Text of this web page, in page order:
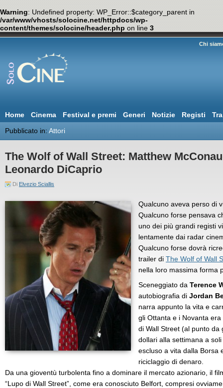
Warning: Undefined property: WP_Error::$category_parent in
/var/www/vhosts/solocine.net/httpdocs/wp-
content/themes/solocine/header.php on line 3
Chi
Home Cinema Festival e premi Generi Notizie Registi
Pubblicato in: Attori
The Wolf of Wall Street: Matthew
Leonardo DiCaprio
Di Elvezio Sciallis
Qualcuno aveva perso di
Qualcuno forse pensava
uno dei più grandi registi
lentamente dai radar
Qualcuno forse dovrà
trailer di The Wolf of Wall
nella loro massima forma
Sceneggiato da Terence
autobiografia di Jordan
narra appunto la vita e
gli Ottanta e i Novanta
di Wall Street (al punto
dollari alla settimana a
escluso a vita dalla Borsa
riciclaggio di denaro.
Da una gioventù turbolenta fino a dominare il mercato azionario, il
“Lupo di Wall Street”, come era conosciuto Belfort, compresi